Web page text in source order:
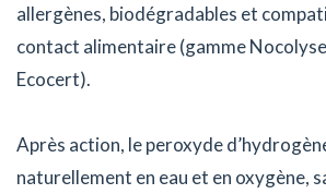
allergènes, biodégradables et
contact alimentaire (gamme
Ecocert).
Après action, le peroxyde
naturellement en eau et en oxygène,